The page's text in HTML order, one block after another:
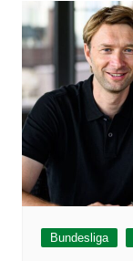
Bundesliga